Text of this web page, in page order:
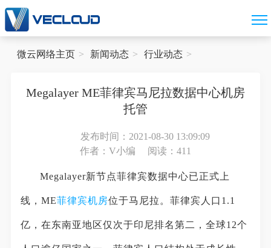
微云网络主页 新闻动态 行业动态
Megalayer ME菲律宾马尼拉数据中心机房
托管
发布时间：2021-08-30 13:09:09
作者：V小编
阅读：411
Megalayer新节点菲律宾数据中心已正式上
线，ME菲律宾机房位于马尼拉。菲律宾人口1.1
亿，在东南亚地区仅次于印尼排名第二，全球12个